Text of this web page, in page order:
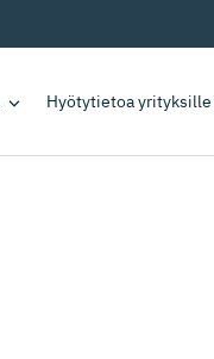
Hyötytietoa yrityksille